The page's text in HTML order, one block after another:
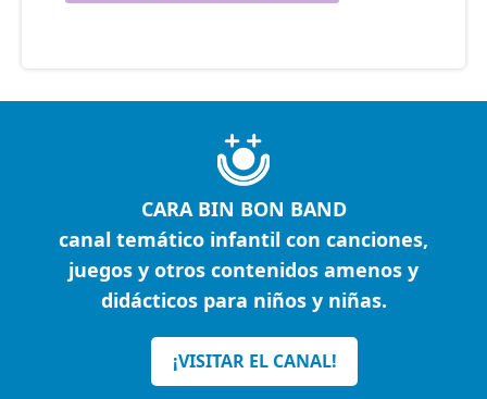
CARA BIN BON BAND
canal temático infantil con canciones,
juegos y otros contenidos amenos y
didácticos para niños y niñas.
¡VISITAR EL CANAL!